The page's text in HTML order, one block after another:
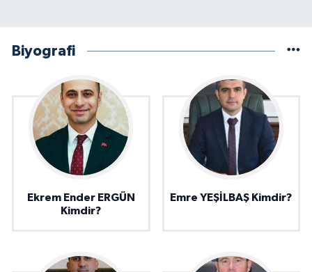
Biyografi
Ekrem Ender ERGÜN
Kimdir?
Emre YEŞİLBAŞ Kimdir?